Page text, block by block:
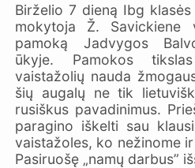
Birželio 7 dieną Ibg
mokytoja Ž. Savickiene
pamoką Jadvygos
ūkyje. Pamokos
vaistažolių nauda
šių augalų ne tik
rusiškus pavadinimus.
paragino iškelti sau
vaistažoles, ko nežinome
Pasiruošę „namų darbus”